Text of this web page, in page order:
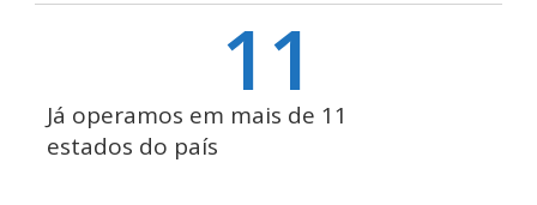
Já operamos em mais de 11
estados do país
11